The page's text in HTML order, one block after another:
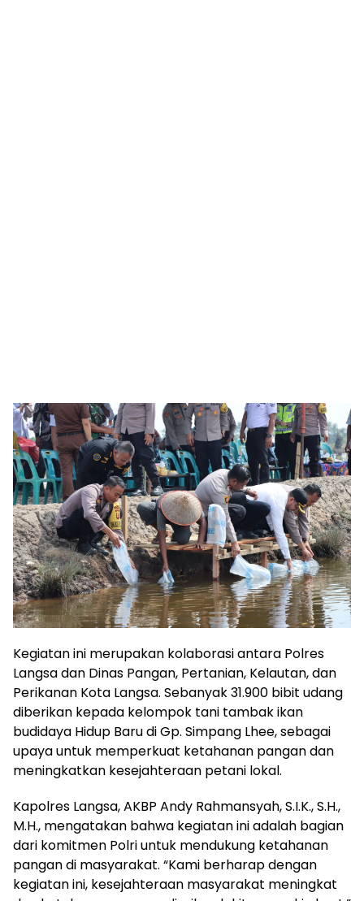
Kegiatan ini merupakan kolaborasi antara Polres
Langsa dan Dinas Pangan, Pertanian, Kelautan, dan
Perikanan Kota Langsa. Sebanyak 31.900 bibit udang
diberikan kepada kelompok tani tambak ikan
budidaya Hidup Baru di Gp. Simpang Lhee, sebagai
upaya untuk memperkuat ketahanan pangan dan
meningkatkan kesejahteraan petani lokal.
Kapolres Langsa, AKBP Andy Rahmansyah, S.I.K., S.H.,
M.H., mengatakan bahwa kegiatan ini adalah bagian
dari komitmen Polri untuk mendukung ketahanan
pangan di masyarakat. “Kami berharap dengan
kegiatan ini, kesejahteraan masyarakat meningkat